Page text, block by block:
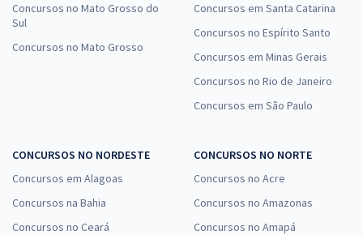
Concursos no Mato Grosso do
Sul
Concursos no Mato Grosso
Concursos em Santa Catarina
Concursos no Espírito Santo
Concursos em Minas Gerais
Concursos no Rio de Janeiro
Concursos em São Paulo
CONCURSOS NO NORDESTE
Concursos em Alagoas
Concursos na Bahia
Concursos no Ceará
CONCURSOS NO NORTE
Concursos no Acre
Concursos no Amazonas
Concursos no Amapá